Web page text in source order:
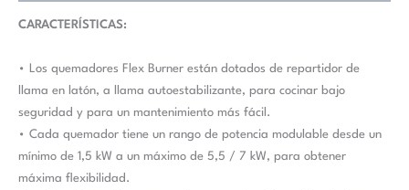
CARACTERÍSTICAS:
• Los quemadores Flex Burner están dotados de repartidor de
llama en latón, a llama autoestabilizante, para cocinar bajo
seguridad y para un mantenimiento más fácil.
• Cada quemador tiene un rango de potencia modulable desde un
mínimo de 1,5 kW a un máximo de 5,5 / 7 kW, para obtener
máxima flexibilidad.